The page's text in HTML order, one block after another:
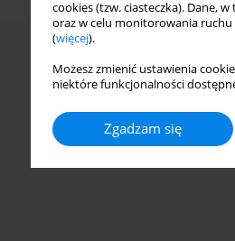
cookies (tzw. ciasteczka). Dane,
oraz w celu monitorowania ruchu
(więcej).
Możesz zmienić ustawienia
niektóre funkcjonalności
Zgadzam się